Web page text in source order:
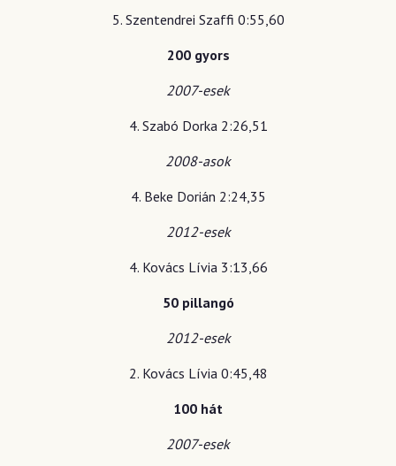
5. Szentendrei Szaffi 0:55,60
200 gyors
2007-esek
4. Szabó Dorka 2:26,51
2008-asok
4. Beke Dorián 2:24,35
2012-esek
4. Kovács Lívia 3:13,66
50 pillangó
2012-esek
2. Kovács Lívia 0:45,48
100 hát
2007-esek